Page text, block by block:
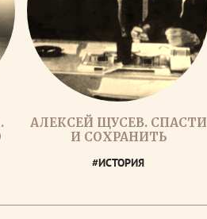
АЛЕКСЕЙ ЩУСЕВ. СПАСТИ
И СОХРАНИТЬ
#ИСТОРИЯ